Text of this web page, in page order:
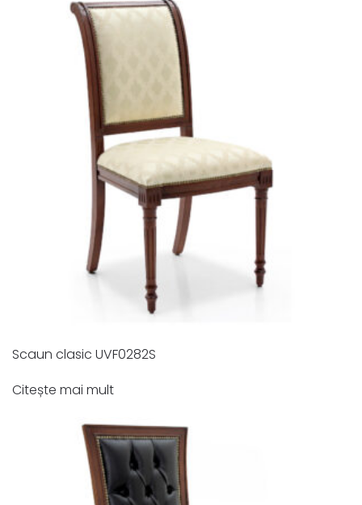
Scaun clasic UVF0282S
Citește mai mult